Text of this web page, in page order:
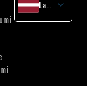
English